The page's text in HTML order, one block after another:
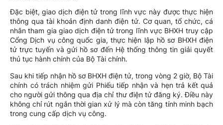
Đặc biệt, giao dịch điện tử trong lĩnh vực này được thực hiện
thông qua tài khoản định danh điện tử. Cơ quan, tổ chức, cá
nhân tham gia giao dịch điện tử trong lĩnh vực BHXH truy cập
Cổng Dịch vụ công quốc gia, thực hiện lập hồ sơ BHXH điện
tử trực tuyến và gửi hồ sơ đến Hệ thống thông tin giải quyết
thủ tục hành chính của Bộ Tài chính.
Sau khi tiếp nhận hồ sơ BHXH điện tử, trong vòng 2 giờ, Bộ Tài
chính có trách nhiệm gửi Phiếu tiếp nhận và hẹn trả kết quả
cho người gửi thông qua địa chỉ thư điện tử đăng ký. Điều này
không chỉ rút ngắn thời gian xử lý mà còn tăng tính minh bạch
trong cung cấp dịch vụ công.